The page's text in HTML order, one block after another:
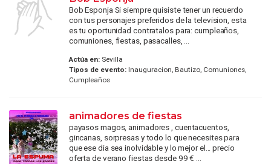
Bob Esponja Si siempre quisiste tener un recuerdo
con tus personajes preferidos de la television, esta
es tu oportunidad contratalos para: cumpleaños,
comuniones, fiestas, pasacalles, ...
Actúa en:Sevilla
Tipos de evento:Inauguracion, Bautizo, Comuniones,
Cumpleaños
animadores de fiestas
payasos magos, animadores , cuentacuentos,
gincanas, sorpresas y todo lo que necesites para
que ese dia sea inolvidable y lo mejor el... precio
oferta de verano fiestas desde 99 € ...